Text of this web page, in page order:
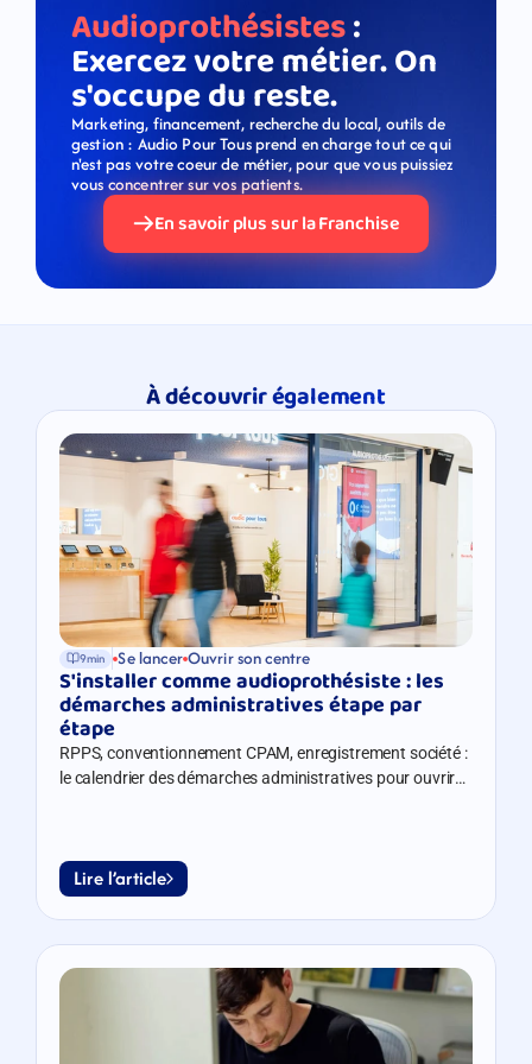
Audioprothésistes :
Exercez votre métier. On
s'occupe du reste.
Marketing, financement, recherche du local, outils de
gestion : Audio Pour Tous prend en charge tout ce qui
n'est pas votre coeur de métier, pour que vous puissiez
vous concentrer sur vos patients.
En savoir plus sur la Franchise
À découvrir également
9min Se lancer Ouvrir son centre
S'installer comme audioprothésiste : les
démarches administratives étape par
étape
RPPS, conventionnement CPAM, enregistrement société :
le calendrier des démarches administratives pour ouvrir
Lire l’article